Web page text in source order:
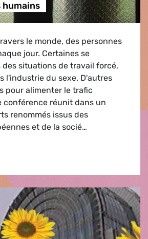
humains
le monde, des personnes
jour. Certaines se
situations de travail forcé,
l'industrie du sexe. D'autres
pour alimenter le trafic
conférence réunit dans un
renommés issus des
et de la socié…
êtres humains